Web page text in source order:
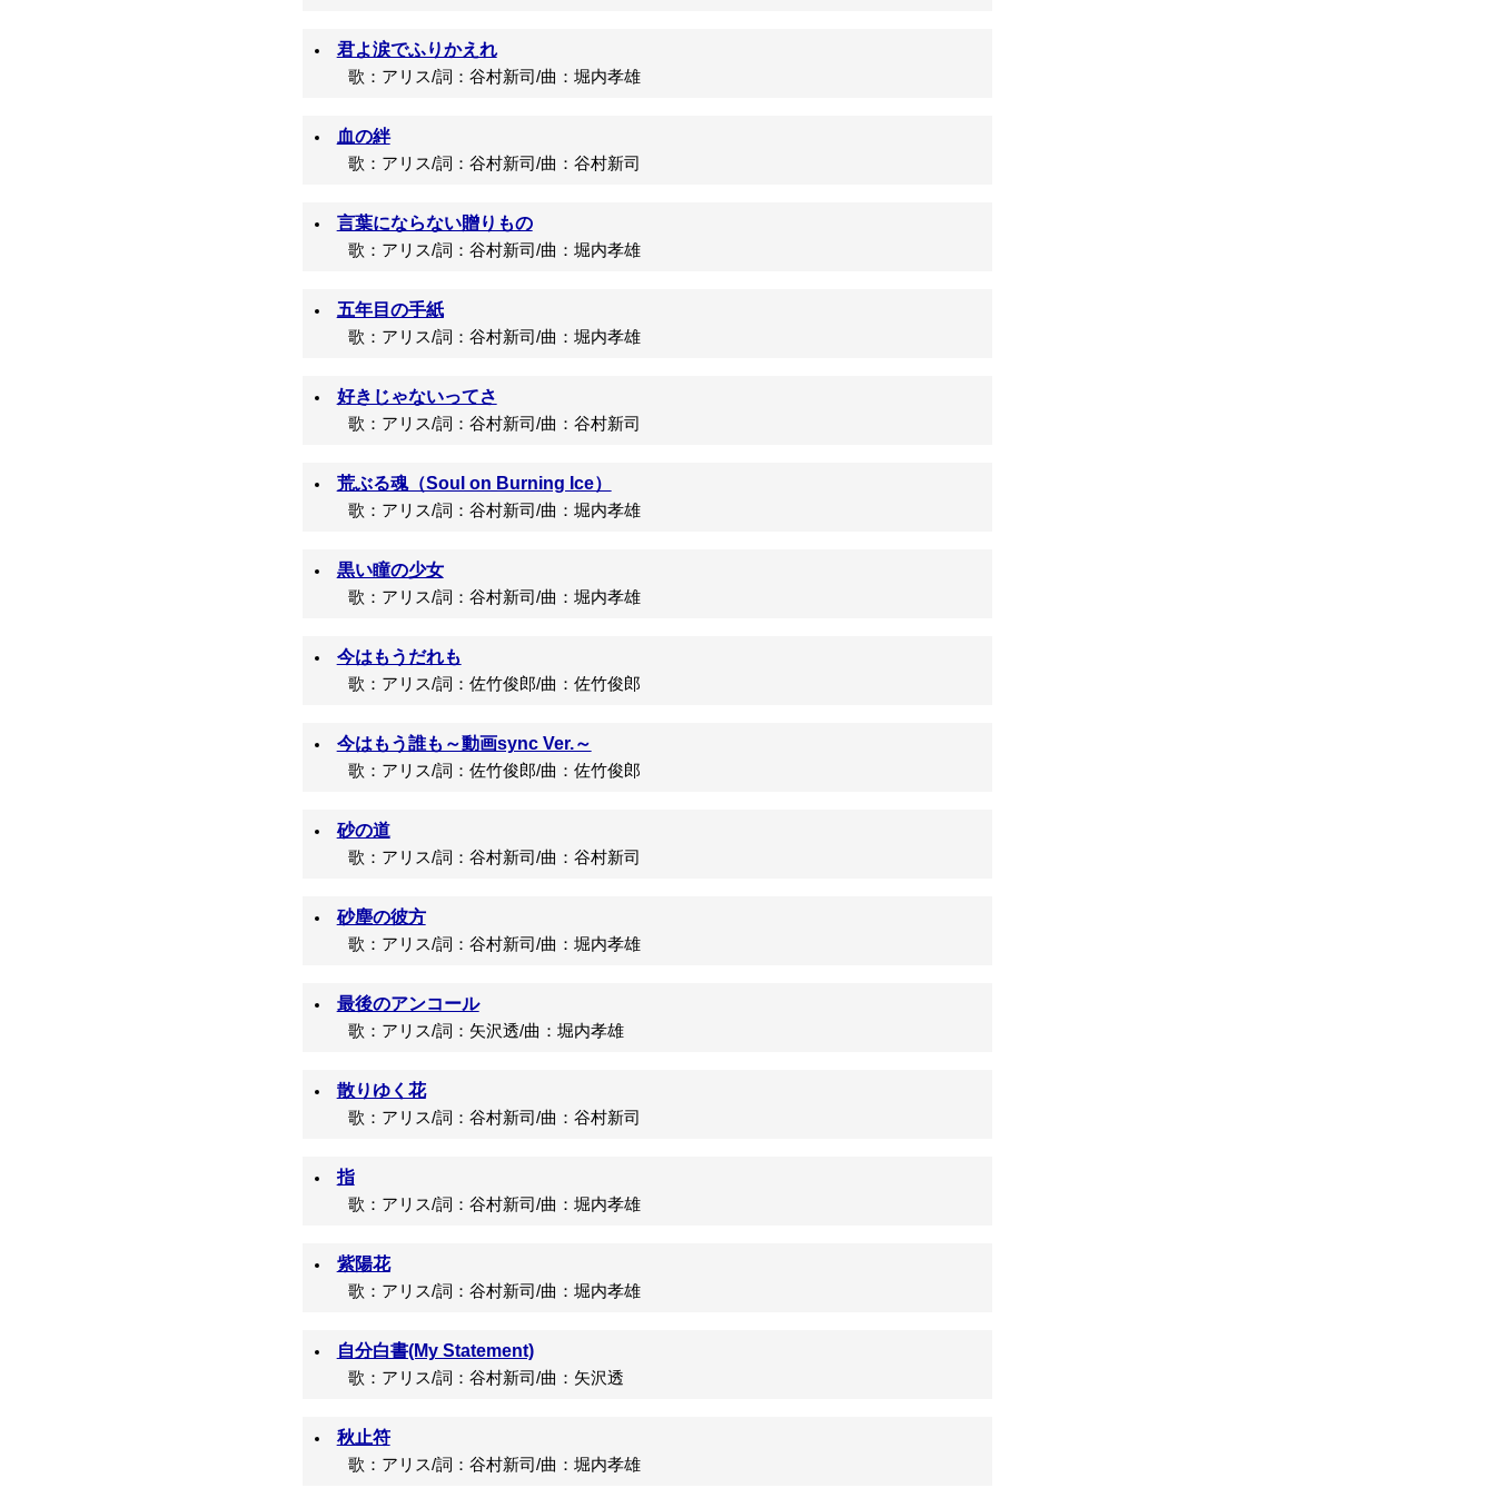
君よ涙でふりかえれ
歌：アリス/詞：谷村新司/曲：堀内孝雄
血の絆
歌：アリス/詞：谷村新司/曲：谷村新司
言葉にならない贈りもの
歌：アリス/詞：谷村新司/曲：堀内孝雄
五年目の手紙
歌：アリス/詞：谷村新司/曲：堀内孝雄
好きじゃないってさ
歌：アリス/詞：谷村新司/曲：谷村新司
荒ぶる魂（Soul on Burning Ice）
歌：アリス/詞：谷村新司/曲：堀内孝雄
黒い瞳の少女
歌：アリス/詞：谷村新司/曲：堀内孝雄
今はもうだれも
歌：アリス/詞：佐竹俊郎/曲：佐竹俊郎
今はもう誰も～動画sync Ver.～
歌：アリス/詞：佐竹俊郎/曲：佐竹俊郎
砂の道
歌：アリス/詞：谷村新司/曲：谷村新司
砂塵の彼方
歌：アリス/詞：谷村新司/曲：堀内孝雄
最後のアンコール
歌：アリス/詞：矢沢透/曲：堀内孝雄
散りゆく花
歌：アリス/詞：谷村新司/曲：谷村新司
指
歌：アリス/詞：谷村新司/曲：堀内孝雄
紫陽花
歌：アリス/詞：谷村新司/曲：堀内孝雄
自分白書(My Statement)
歌：アリス/詞：谷村新司/曲：矢沢透
秋止符
歌：アリス/詞：谷村新司/曲：堀内孝雄